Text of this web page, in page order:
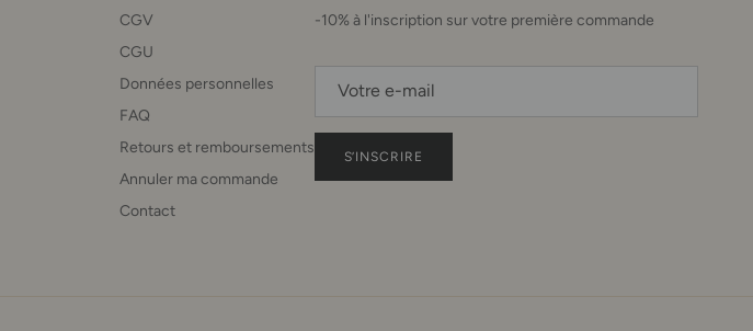
CGV
CGU
Données personnelles
FAQ
Retours et remboursements
Annuler ma commande
Contact
-10% à l'inscription sur votre première commande
S’INSCRIRE